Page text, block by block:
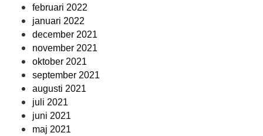
februari 2022
januari 2022
december 2021
november 2021
oktober 2021
september 2021
augusti 2021
juli 2021
juni 2021
maj 2021